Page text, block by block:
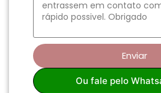
Enviar
Ou fale pelo